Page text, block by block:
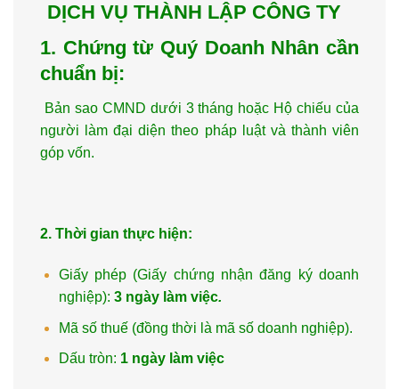
DỊCH VỤ THÀNH LẬP CÔNG TY
1. Chứng từ Quý Doanh Nhân cần
chuẩn bị:
Bản sao CMND dưới 3 tháng hoặc Hộ chiếu của
người làm đại diện theo pháp luật và thành viên
góp vốn.
2. Thời gian thực hiện:
Giấy phép (Giấy chứng nhận đăng ký doanh
nghiệp): 3 ngày làm việc.
Mã số thuế (đồng thời là mã số doanh nghiệp).
Dấu tròn: 1 ngày làm việc